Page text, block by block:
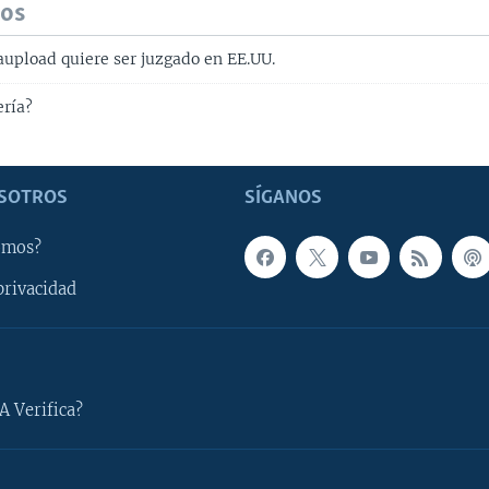
quiere ser juzgado en EE.UU.
SÍGANOS
Verifica?